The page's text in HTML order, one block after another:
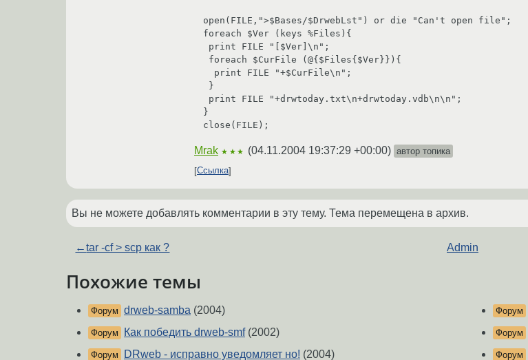
open(FILE,">$Bases/$DrwebLst") or die "Can't open file";
foreach $Ver (keys %Files){
}
Mrak ★★★ (04.11.2004 19:37:29 +00:00) автор топика
Ссылка
Вы не можете добавлять комментарии в эту тему. Тема перемещена в архив.
←tar -cf > scp как ? Admin
Похожие темы
Форум drweb-samba (2004)
Форум Как победить drweb-smf(2002)
Форум DRweb - исправно уведомляет но! (2004)
Форум
Форум
Форум